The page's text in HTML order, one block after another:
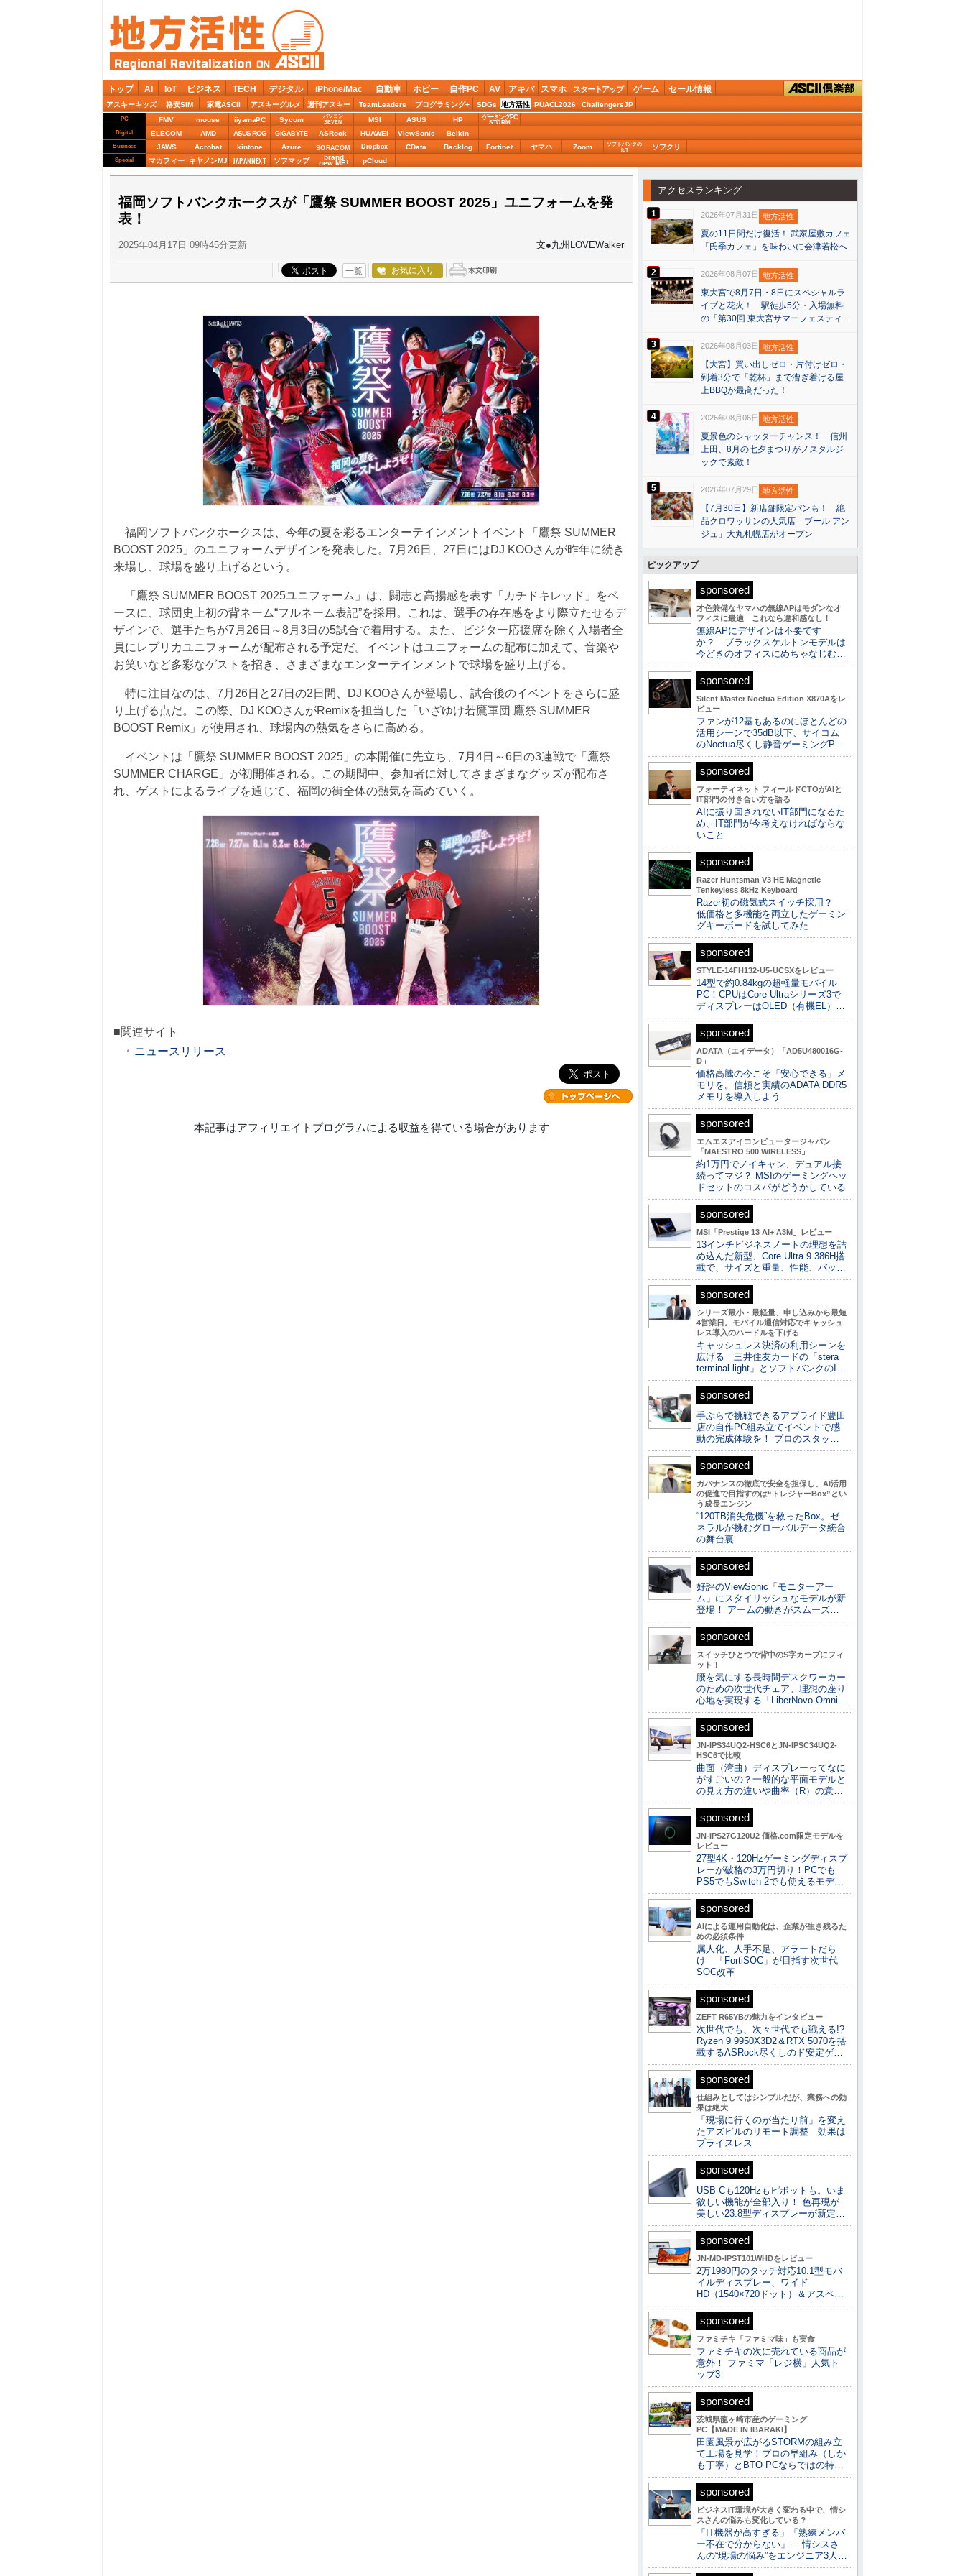
トップ AI IoT ビジネス TECH デジタル iPhone/Mac 自動車 ホビー 自作PC AV アキバ スマホ スタートアップ ゲーム セール情報
アスキーキッズ 格安SIM 家電ASCII アスキーグルメ 週刊アスキー TeamLeaders プログラミング+ SDGs 地方活性 PUACL2026 ChallengersJP
PC FMV mouse iiyamaPC Sycom
パソコン
SEVEN
MSI ASUS HP ゲーミングPC
STORM
Digital ELECOM AMD ASUS ROG GIGABYTE ASRock HUAWEI ViewSonic Belkin
Business JAWS Acrobat kintone Azure SORACOM Dropbox CData Backlog Fortinet ヤマハ Zoom
ソフトバンクの
IoT
ソフクリ
Special マカフィー キヤノンMJ JAPANNEXT ソフマップ brand
new ME! pCloud
福岡ソフトバンクホークスが「鷹祭 SUMMER BOOST 2025」ユニフォームを発
表！
2025年04月17日 09時45分更新 文●九州LOVEWalker
一覧 お気に入り
福岡ソフトバンクホークスは、今年の夏を彩るエンターテインメントイベント「鷹祭 SUMMER
BOOST 2025」のユニフォームデザインを発表した。7月26日、27日にはDJ KOOさんが昨年に続き
来場し、球場を盛り上げるという。
「鷹祭 SUMMER BOOST 2025ユニフォーム」は、闘志と高揚感を表す「カチドキレッド」をベ
ースに、球団史上初の背ネーム“フルネーム表記”を採用。これは、選手の存在感をより際立たせるデ
ザインで、選手たちが7月26日～8月3日の5試合で着用する。また、ビジター応援席を除く入場者全
員にレプリカユニフォームが配布される予定だ。イベントはユニフォームの配布に加えて、音楽や
お笑いなど多彩なゲストを招き、さまざまなエンターテインメントで球場を盛り上げる。
特に注目なのは、7月26日と27日の2日間、DJ KOOさんが登場し、試合後のイベントをさらに盛
り上げる点だ。この際、DJ KOOさんがRemixを担当した「いざゆけ若鷹軍団 鷹祭 SUMMER
BOOST Remix」が使用され、球場内の熱気をさらに高める。
イベントは「鷹祭 SUMMER BOOST 2025」の本開催に先立ち、7月4日～6日の3連戦で「鷹祭
SUMMER CHARGE」が初開催される。この期間中、参加者に対してさまざまなグッズが配布さ
れ、ゲストによるライブを通じて、福岡の街全体の熱気を高めていく。
■関連サイト
ニュースリリース
本記事はアフィリエイトプログラムによる収益を得ている場合があります
アクセスランキング
1 2026年07月31日 地方活性
夏の11日間だけ復活！ 武家屋敷カフェ
「氏季カフェ」を味わいに会津若松へ
2 2026年08月07日 地方活性
東大宮で8月7日・8日にスペシャルラ
イブと花火！ 駅徒歩5分・入場無料
の「第30回 東大宮サマーフェスティ…
3 2026年08月03日 地方活性
【大宮】買い出しゼロ・片付けゼロ・
到着3分で「乾杯」まで漕ぎ着ける屋
上BBQが最高だった！
4 2026年08月06日 地方活性
夏景色のシャッターチャンス！ 信州
上田、8月の七夕まつりがノスタルジ
ックで素敵！
5 2026年07月29日 地方活性
【7月30日】新店舗限定パンも！ 絶
品クロワッサンの人気店「ブール アン
ジュ」大丸札幌店がオープン
ピックアップ
sponsored
才色兼備なヤマハの無線APはモダンなオ
フィスに最適 これなら違和感なし！
無線APにデザインは不要です
か？ ブラックスケルトンモデルは
今どきのオフィスにめちゃなじむ…
sponsored
Silent Master Noctua Edition X870Aをレ
ビュー
ファンが12基もあるのにほとんどの
活用シーンで35dB以下、サイコム
のNoctua尽くし静音ゲーミングP…
sponsored
フォーティネット フィールドCTOがAIと
IT部門の付き合い方を語る
AIに振り回されないIT部門になるた
め、IT部門が今考えなければならな
いこと
sponsored
Razer Huntsman V3 HE Magnetic
Tenkeyless 8kHz Keyboard
Razer初の磁気式スイッチ採用？
低価格と多機能を両立したゲーミン
グキーボードを試してみた
sponsored
STYLE-14FH132-U5-UCSXをレビュー
14型で約0.84kgの超軽量モバイル
PC！CPUはCore Ultraシリーズ3で
ディスプレーはOLED（有機EL）…
sponsored
ADATA（エイデータ）「AD5U480016G-
D」
価格高騰の今こそ「安心できる」メ
モリを。信頼と実績のADATA DDR5
メモリを導入しよう
sponsored
エムエスアイコンピュータージャパン
「MAESTRO 500 WIRELESS」
約1万円でノイキャン、デュアル接
続ってマジ？ MSIのゲーミングヘッ
ドセットのコスパがどうかしている
sponsored
MSI「Prestige 13 AI+ A3M」レビュー
13インチビジネスノートの理想を詰
め込んだ新型、Core Ultra 9 386H搭
載で、サイズと重量、性能、バッ…
sponsored
シリーズ最小・最軽量、申し込みから最短
4営業日。モバイル通信対応でキャッシュ
レス導入のハードルを下げる
キャッシュレス決済の利用シーンを
広げる 三井住友カードの「stera
terminal light」とソフトバンクのI…
sponsored
手ぶらで挑戦できるアプライド豊田
店の自作PC組み立てイベントで感
動の完成体験を！ プロのスタッ…
sponsored
ガバナンスの徹底で安全を担保し、AI活用
の促進で目指すのは“トレジャーBox”とい
う成長エンジン
“120TB消失危機”を救ったBox。ゼ
ネラルが挑むグローバルデータ統合
の舞台裏
sponsored
好評のViewSonic「モニターアー
ム」にスタイリッシュなモデルが新
登場！ アームの動きがスムーズ…
sponsored
スイッチひとつで背中のS字カーブにフィ
ット！
腰を気にする長時間デスクワーカー
のための次世代チェア。理想の座り
心地を実現する「LiberNovo Omni…
sponsored
JN-IPS34UQ2-HSC6とJN-IPSC34UQ2-
HSC6で比較
曲面（湾曲）ディスプレーってなに
がすごいの？一般的な平面モデルと
の見え方の違いや曲率（R）の意…
sponsored
JN-IPS27G120U2 価格.com限定モデルを
レビュー
27型4K・120Hzゲーミングディスプ
レーが破格の3万円切り！PCでも
PS5でもSwitch 2でも使えるモデ…
sponsored
AIによる運用自動化は、企業が生き残るた
めの必須条件
属人化、人手不足、アラートだら
け 「FortiSOC」が目指す次世代
SOC改革
sponsored
ZEFT R65YBの魅力をインタビュー
次世代でも、次々世代でも戦える!?
Ryzen 9 9950X3D2＆RTX 5070を搭
載するASRock尽くしのド安定ゲ…
sponsored
仕組みとしてはシンプルだが、業務への効
果は絶大
「現場に行くのが当たり前」を変え
たアズビルのリモート調整 効果は
プライスレス
sponsored
USB-Cも120Hzもピボットも。いま
欲しい機能が全部入り！ 色再現が
美しい23.8型ディスプレーが新定…
sponsored
JN-MD-IPST101WHDをレビュー
2万1980円のタッチ対応10.1型モバ
イルディスプレー、ワイド
HD（1540×720ドット）＆アスペ…
sponsored
ファミチキ「ファミマ味」も実食
ファミチキの次に売れている商品が
意外！ ファミマ「レジ横」人気ト
ップ3
sponsored
茨城県龍ヶ崎市産のゲーミング
PC【MADE IN IBARAKI】
田園風景が広がるSTORMの組み立
て工場を見学！プロの早組み（しか
も丁寧）とBTO PCならではの特…
sponsored
ビジネスIT環境が大きく変わる中で、情シ
スさんの悩みも変化している？
「IT機器が高すぎる」「熟練メンバ
ー不在で分からない」… 情シスさ
んの“現場の悩み”をエンジニア3人…